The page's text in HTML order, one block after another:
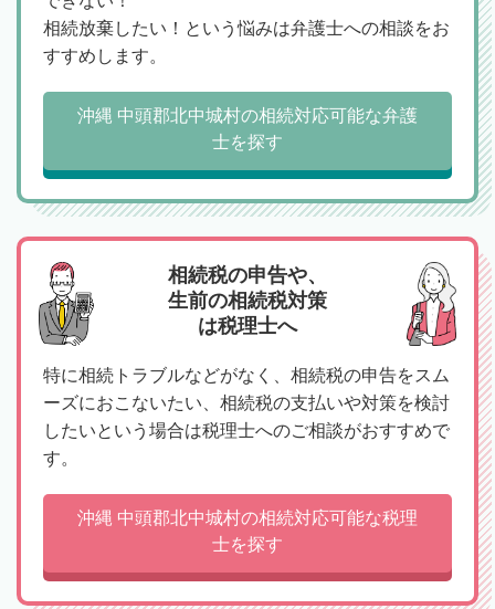
相続放棄したい！という悩みは弁護士への相談をお
すすめします。
沖縄 中頭郡北中城村の相続対応可能な弁護
士を探す
相続税の申告や、
生前の相続税対策
は税理士へ
特に相続トラブルなどがなく、相続税の申告をスム
ーズにおこないたい、相続税の支払いや対策を検討
したいという場合は税理士へのご相談がおすすめで
す。
沖縄 中頭郡北中城村の相続対応可能な税理
士を探す